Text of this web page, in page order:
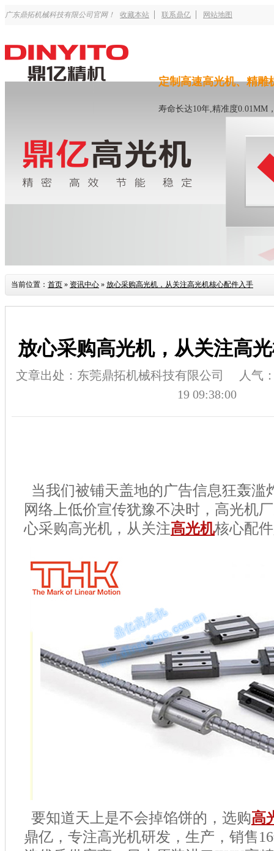
广东鼎拓机械科技有限公司官网！ 收藏本站 联系鼎亿 网站地图
定制高速高光机、精雕
寿命长达10年,精准度0.01MM
当前位置： 首页 » 资讯中心 » 放心采购高光机，从关注高光机核心配件入手
放心采购高光机，从关注高
文章出处：东莞鼎拓机械科技有限公司
人气
19 09:38:00
当我们被铺天盖地的广告信息狂轰滥
网络上低价宣传犹豫不决时，高光机
心采购高光机，从关注高光机核心配
要知道天上是不会掉馅饼的，选购高
鼎亿，专注高光机研发，生产，销售16